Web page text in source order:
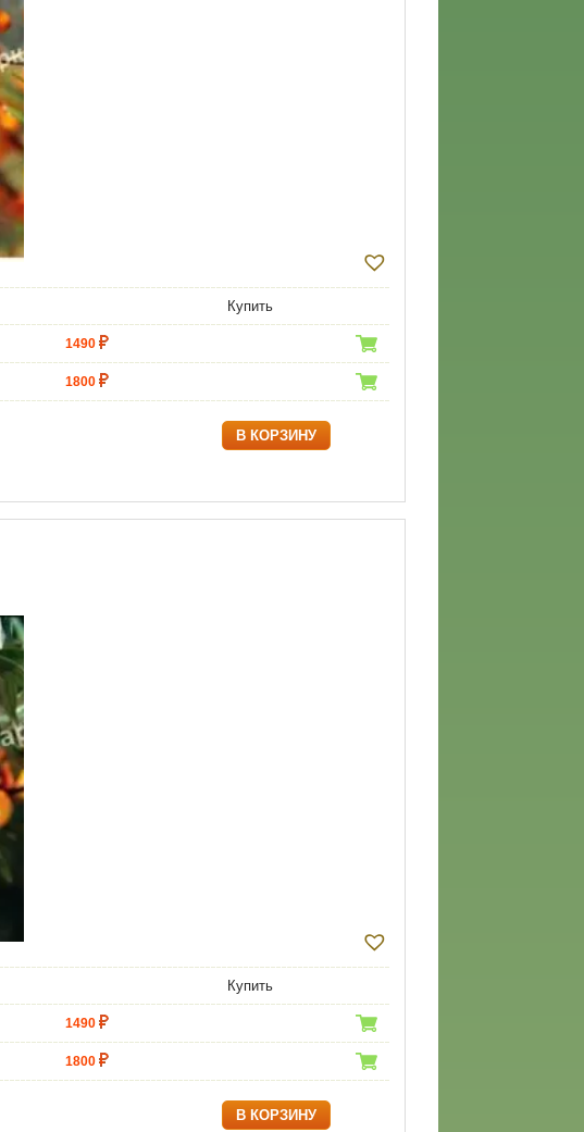
Купить
1490
1800
В КОРЗИНУ
Купить
1490
1800
В КОРЗИНУ